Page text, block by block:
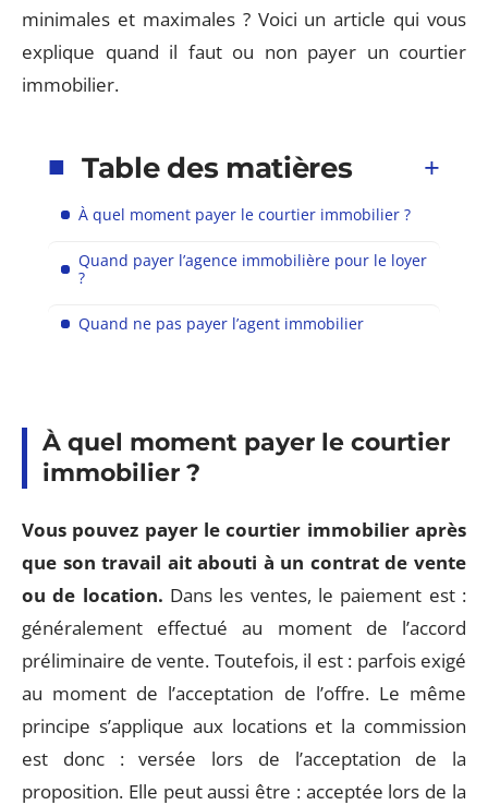
minimales et maximales ? Voici un article qui vous
explique quand il faut ou non payer un courtier
immobilier.
Table des matières
À quel moment payer le courtier immobilier ?
Quand payer l’agence immobilière pour le loyer
?
Quand ne pas payer l’agent immobilier
À quel moment payer le courtier
immobilier ?
Vous pouvez payer le courtier immobilier après
que son travail ait abouti à un contrat de vente
ou de location. Dans les ventes, le paiement est :
généralement effectué au moment de l’accord
préliminaire de vente. Toutefois, il est : parfois exigé
au moment de l’acceptation de l’offre. Le même
principe s’applique aux locations et la commission
est donc : versée lors de l’acceptation de la
proposition. Elle peut aussi être : acceptée lors de la